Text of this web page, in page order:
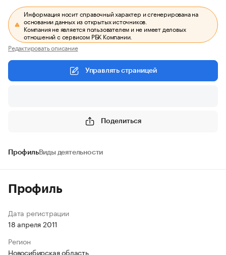
Информация носит справочный характер и сгенерирована на
основании данных из открытых источников.
Компания не является пользователем и не имеет деловых
отношений с сервисом РБК Компании.
Редактировать описание
Управлять страницей
Поделиться
ПрофильВиды деятельности
Профиль
Дата регистрации
18 апреля 2011
Регион
Новосибирская область